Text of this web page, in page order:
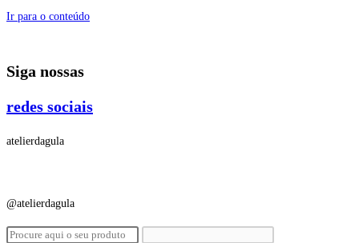
Ir para o conteúdo
Siga nossas
redes sociais
atelierdagula
@atelierdagula